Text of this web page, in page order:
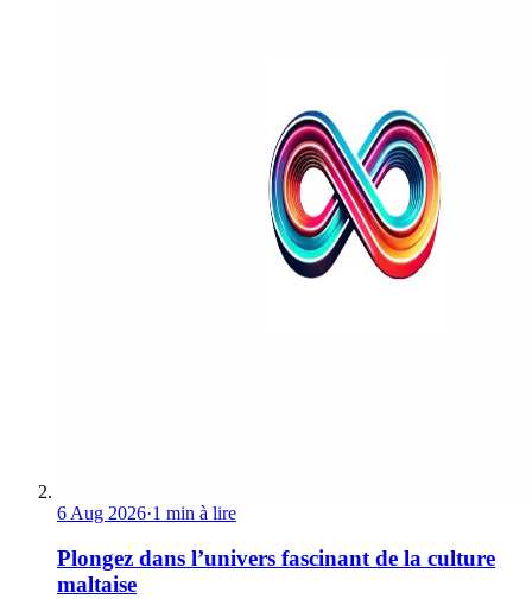
6 Aug 2026·1 min à lire
Plongez dans l’univers fascinant de la culture
maltaise